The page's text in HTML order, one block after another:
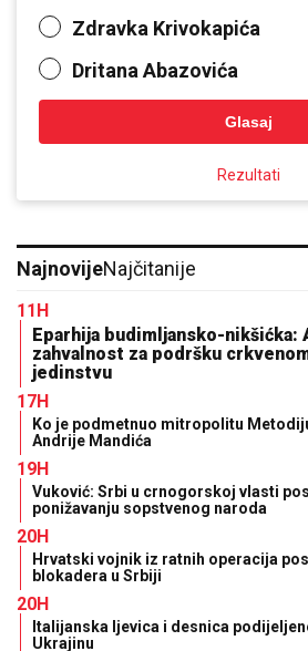
Zdravka Krivokapića
Dritana Abazovića
Glasaj
Rezultati
NajnovijeNajčitanije
11H
Eparhija budimljansko-nikšićka:
zahvalnost za podršku
jedinstvu
17H
Ko je podmetnuo mitropolitu
Andrije Mandića
19H
Vuković: Srbi u crnogorskoj vlasti
ponižavanju sopstvenog naroda
20H
Hrvatski vojnik iz ratnih operacija
blokadera u Srbiji
20H
Italijanska ljevica i desnica
Ukrajinu